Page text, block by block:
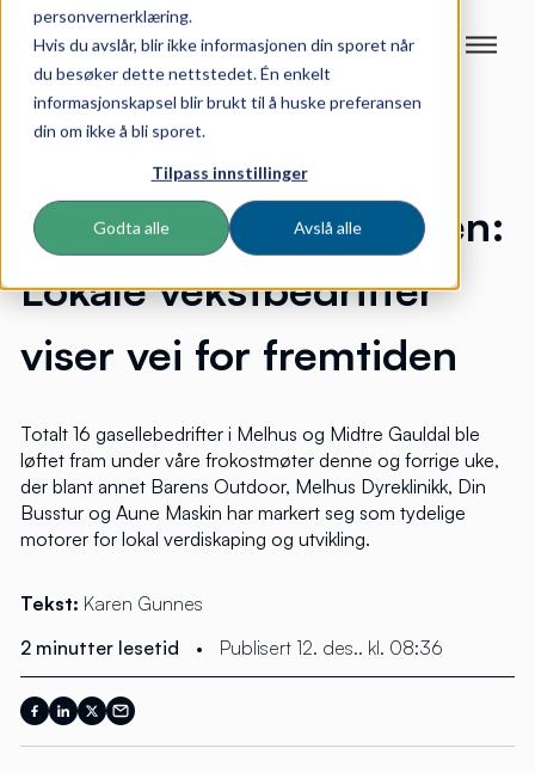
personvernerklæring.
Hvis du avslår, blir ikke informasjonen din sporet når
du besøker dette nettstedet. Én enkelt
informasjonskapsel blir brukt til å huske preferansen
din om ikke å bli sporet.
Tilpass innstillinger
Godta alle Avslå alle
Gasellekraft i Gauldalen:
Lokale vekstbedrifter
viser vei for fremtiden
Totalt 16 gasellebedrifter i Melhus og Midtre Gauldal ble
løftet fram under våre frokostmøter denne og forrige uke,
der blant annet Barens Outdoor, Melhus Dyreklinikk, Din
Busstur og Aune Maskin har markert seg som tydelige
motorer for lokal verdiskaping og utvikling.
Tekst: Karen Gunnes
2 minutter lesetid
• Publisert 12. des.. kl. 08:36